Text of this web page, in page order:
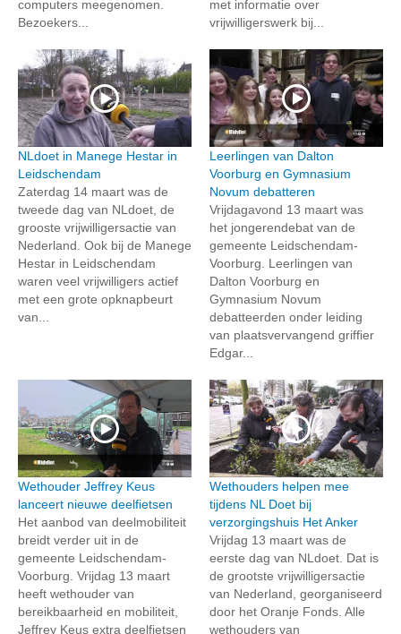
computers meegenomen.
Bezoekers...
met informatie over
vrijwilligerswerk bij...
NLdoet in Manege Hestar in
Leidschendam
Zaterdag 14 maart was de
tweede dag van NLdoet, de
grooste vrijwilligersactie van
Nederland. Ook bij de Manege
Hestar in Leidschendam
waren veel vrijwilligers actief
met een grote opknapbeurt
van...
Leerlingen van Dalton
Voorburg en Gymnasium
Novum debatteren
Vrijdagavond 13 maart was
het jongerendebat van de
gemeente Leidschendam-
Voorburg. Leerlingen van
Dalton Voorburg en
Gymnasium Novum
debatteerden onder leiding
van plaatsvervangend griffier
Edgar...
Wethouder Jeffrey Keus
lanceert nieuwe deelfietsen
Het aanbod van deelmobiliteit
breidt verder uit in de
gemeente Leidschendam-
Voorburg. Vrijdag 13 maart
heeft wethouder van
bereikbaarheid en mobiliteit,
Jeffrey Keus extra deelfietsen
Wethouders helpen mee
tijdens NL Doet bij
verzorgingshuis Het Anker
Vrijdag 13 maart was de
eerste dag van NLdoet. Dat is
de grootste vrijwilligersactie
van Nederland, georganiseerd
door het Oranje Fonds. Alle
wethouders van